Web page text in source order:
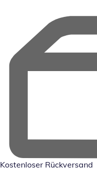
Kostenloser Rückversand